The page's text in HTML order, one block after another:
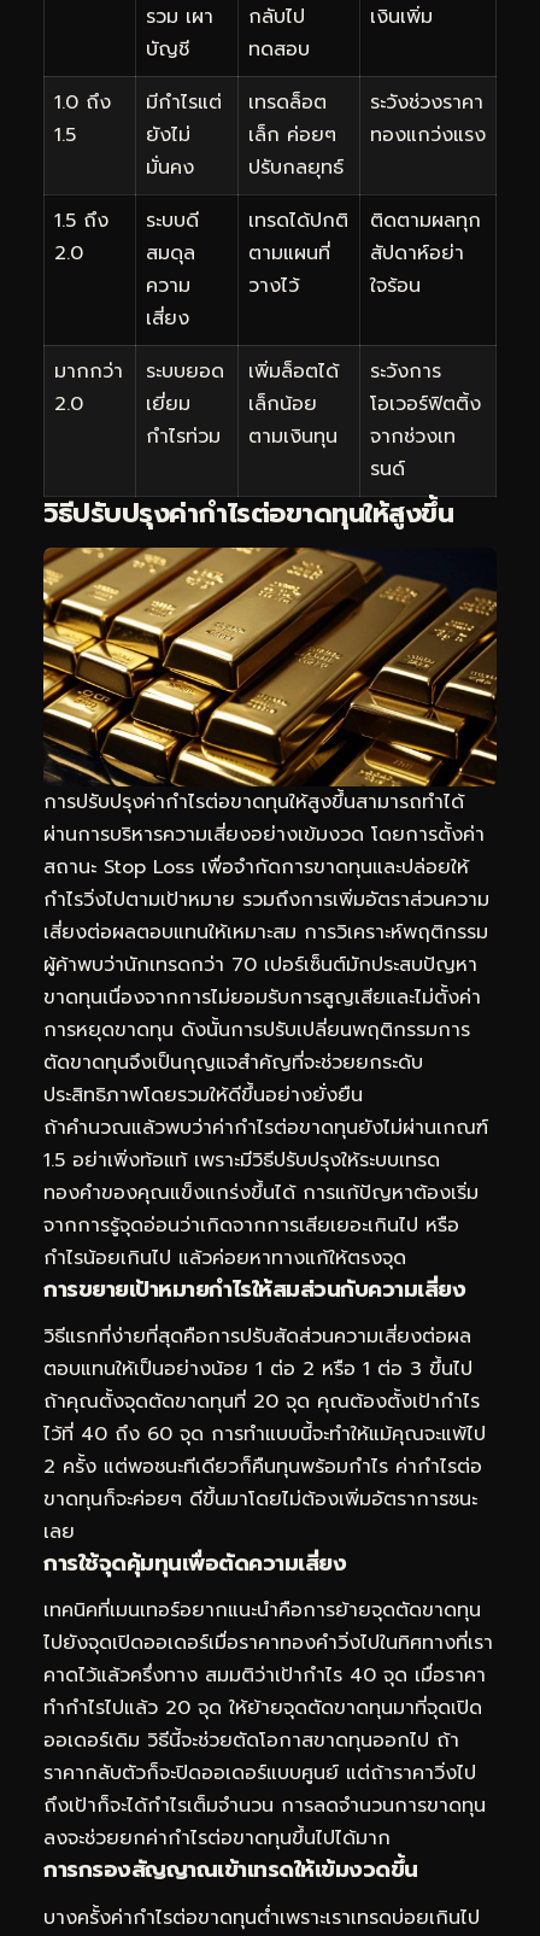
รวม เผา
บัญชี
กลับไป
ทดสอบ
เงินเพิ่ม
1.0 ถึง
1.5
มีกำไรแต่
ยังไม่
มั่นคง
เทรดล็อต
เล็ก ค่อยๆ
ปรับกลยุทธ์
ระวังช่วงราคา
ทองแกว่งแรง
1.5 ถึง
2.0
ระบบดี
สมดุล
ความ
เสี่ยง
เทรดได้ปกติ
ตามแผนที่
วางไว้
ติดตามผลทุก
สัปดาห์อย่า
ใจร้อน
มากกว่า
2.0
ระบบยอด
เยี่ยม
กำไรท่วม
เพิ่มล็อตได้
เล็กน้อย
ตามเงินทุน
ระวังการ
โอเวอร์ฟิตติ้ง
จากช่วงเท
รนด์
วิธีปรับปรุงค่ากำไรต่อขาดทุนให้สูงขึ้น
การปรับปรุงค่ากำไรต่อขาดทุนให้สูงขึ้นสามารถทำได้
ผ่านการบริหารความเสี่ยงอย่างเข้มงวด โดยการตั้งค่า
สถานะ Stop Loss เพื่อจำกัดการขาดทุนและปล่อยให้
กำไรวิ่งไปตามเป้าหมาย รวมถึงการเพิ่มอัตราส่วนความ
เสี่ยงต่อผลตอบแทนให้เหมาะสม การวิเคราะห์พฤติกรรม
ผู้ค้าพบว่านักเทรดกว่า 70 เปอร์เซ็นต์มักประสบปัญหา
ขาดทุนเนื่องจากการไม่ยอมรับการสูญเสียและไม่ตั้งค่า
การหยุดขาดทุน ดังนั้นการปรับเปลี่ยนพฤติกรรมการ
ตัดขาดทุนจึงเป็นกุญแจสำคัญที่จะช่วยยกระดับ
ประสิทธิภาพโดยรวมให้ดีขึ้นอย่างยั่งยืน
ถ้าคำนวณแล้วพบว่าค่ากำไรต่อขาดทุนยังไม่ผ่านเกณฑ์
1.5 อย่าเพิ่งท้อแท้ เพราะมีวิธีปรับปรุงให้ระบบเทรด
ทองคำของคุณแข็งแกร่งขึ้นได้ การแก้ปัญหาต้องเริ่ม
จากการรู้จุดอ่อนว่าเกิดจากการเสียเยอะเกินไป หรือ
กำไรน้อยเกินไป แล้วค่อยหาทางแก้ให้ตรงจุด
การขยายเป้าหมายกำไรให้สมส่วนกับความเสี่ยง
วิธีแรกที่ง่ายที่สุดคือการปรับสัดส่วนความเสี่ยงต่อผล
ตอบแทนให้เป็นอย่างน้อย 1 ต่อ 2 หรือ 1 ต่อ 3 ขึ้นไป
ถ้าคุณตั้งจุดตัดขาดทุนที่ 20 จุด คุณต้องตั้งเป้ากำไร
ไว้ที่ 40 ถึง 60 จุด การทำแบบนี้จะทำให้แม้คุณจะแพ้ไป
2 ครั้ง แต่พอชนะทีเดียวก็คืนทุนพร้อมกำไร ค่ากำไรต่อ
ขาดทุนก็จะค่อยๆ ดีขึ้นมาโดยไม่ต้องเพิ่มอัตราการชนะ
เลย
การใช้จุดคุ้มทุนเพื่อตัดความเสี่ยง
เทคนิคที่เมนเทอร์อยากแนะนำคือการย้ายจุดตัดขาดทุน
ไปยังจุดเปิดออเดอร์เมื่อราคาทองคำวิ่งไปในทิศทางที่เรา
คาดไว้แล้วครึ่งทาง สมมติว่าเป้ากำไร 40 จุด เมื่อราคา
ทำกำไรไปแล้ว 20 จุด ให้ย้ายจุดตัดขาดทุนมาที่จุดเปิด
ออเดอร์เดิม วิธีนี้จะช่วยตัดโอกาสขาดทุนออกไป ถ้า
ราคากลับตัวก็จะปิดออเดอร์แบบศูนย์ แต่ถ้าราคาวิ่งไป
ถึงเป้าก็จะได้กำไรเต็มจำนวน การลดจำนวนการขาดทุน
ลงจะช่วยยกค่ากำไรต่อขาดทุนขึ้นไปได้มาก
การกรองสัญญาณเข้าเทรดให้เข้มงวดขึ้น
บางครั้งค่ากำไรต่อขาดทุนต่ำเพราะเราเทรดบ่อยเกินไป